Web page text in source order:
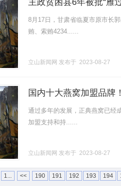
主政贫困县6年被批“雁
8月17日，甘肃省临夏市原市长
贿、索贿4234......
立山新闻网 发布于 2023-08-27
国内十大燕窝加盟品牌
通过多年的发展，正典燕窝已经
加盟支持和持......
立山新闻网 发布于 2023-08-27
1... << 190 191 192 193 194